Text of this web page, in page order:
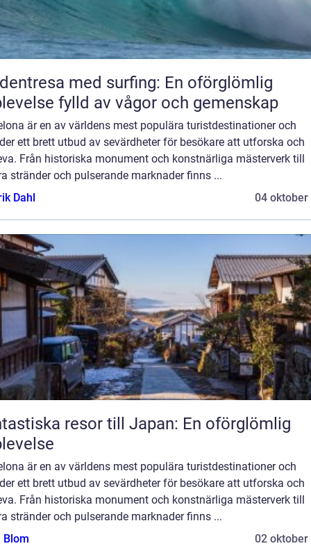
med surfing: En oförglömlig
fylld av vågor och gemenskap
är en av världens mest populära turistdestinationer och
ett brett utbud av sevärdheter för besökare att utforska och
Från historiska monument och konstnärliga mästerverk till
stränder och pulserande marknader finns ...
Dahl
04 oktober
resor till Japan: En oförglömlig
är en av världens mest populära turistdestinationer och
ett brett utbud av sevärdheter för besökare att utforska och
Från historiska monument och konstnärliga mästerverk till
stränder och pulserande marknader finns ...
Blom
02 oktober